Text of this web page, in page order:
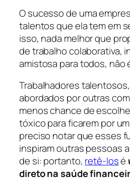
O sucesso de uma
talentos que ela tem em
isso, nada melhor que
de trabalho colaborativa,
amistosa para todos, não
Trabalhadores
abordados por outras
menos chance de
tóxico para ficarem por
preciso notar que esses
inspiram outras pessoas
de si: portanto, retê-losé
direto na saúde